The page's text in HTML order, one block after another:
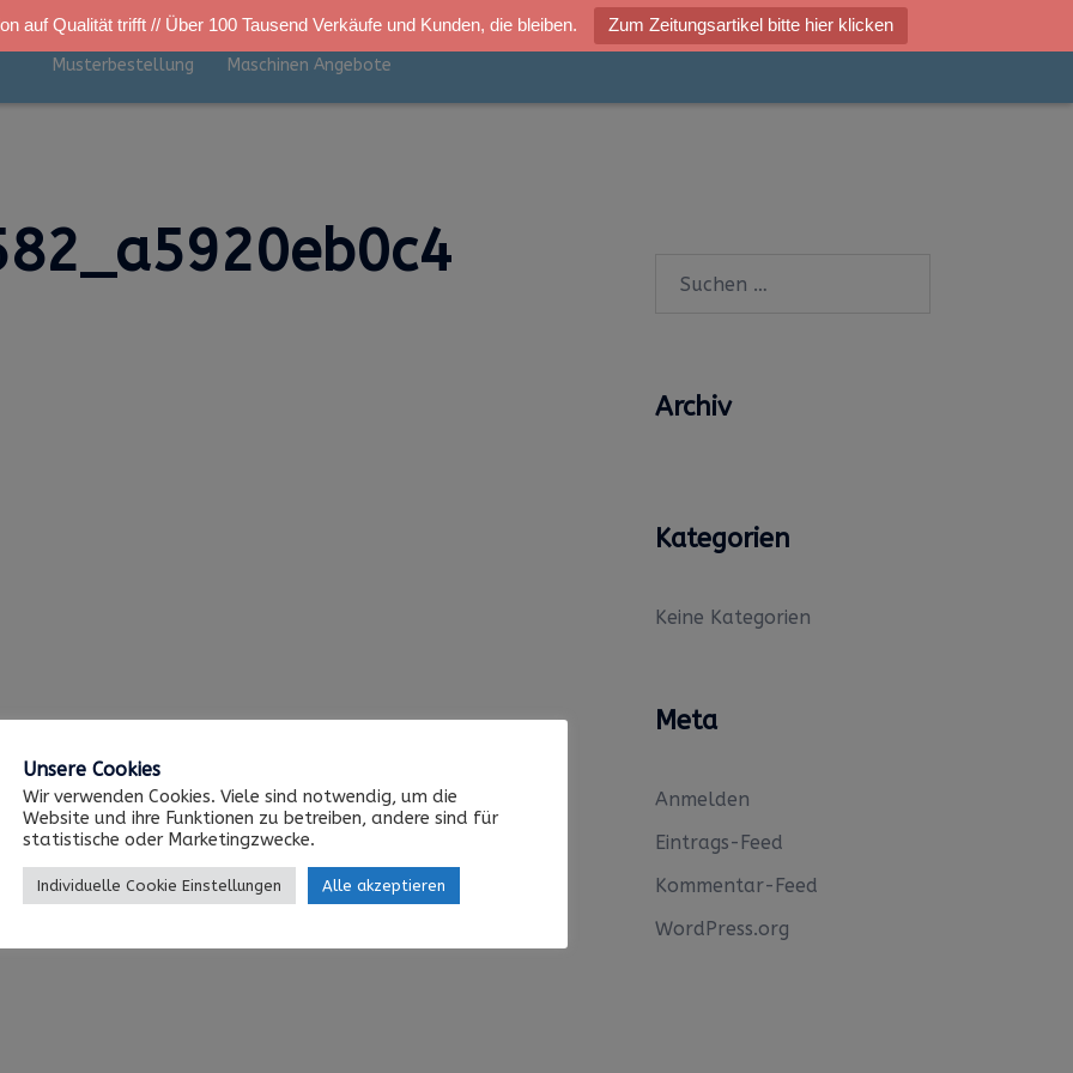
auf Qualität trifft // Über 100 Tausend Verkäufe und Kunden, die bleiben. Zum Zeitungsartikel bitte hier klicken
Startseite Kettelservice Produkte TUS SHOP eBay SHOP Presse
Für gewerbliche Abnehmer
Musterbestellung
Maschinen Angebote
nach:
Archiv
Kategorien
Keine Kategorien
Meta
Anmelden
Eintrags-Feed
Kommentar-Feed
WordPress.org
Unsere Cookies
Wir verwenden Cookies. Viele sind notwendig, um die
Website und ihre Funktionen zu betreiben, andere sind für
statistische oder Marketingzwecke.
Individuelle Cookie Einstellungen Alle akzeptieren